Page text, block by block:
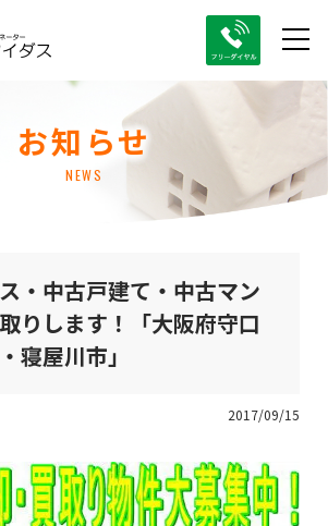
お知らせ
NEWS
ス・中古戸建て・中古マン
りします！「大阪府守口
寝屋川市」
2017/09/15